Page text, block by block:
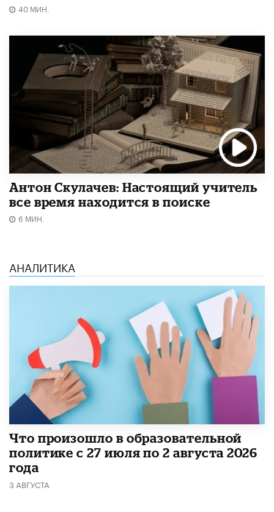
40 МИН.
Антон Скулачев: Настоящий учитель
все время находится в поиске
6 МИН.
АНАЛИТИКА
​Что произошло в образовательной
политике с 27 июля по 2 августа 2026
года
3 АВГУСТА